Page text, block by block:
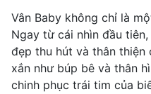
Vân Baby không chỉ là
Ngay từ cái nhìn đầu
đẹp thu hút và thân thiện
xắn như búp bê và thân
chinh phục trái tim của